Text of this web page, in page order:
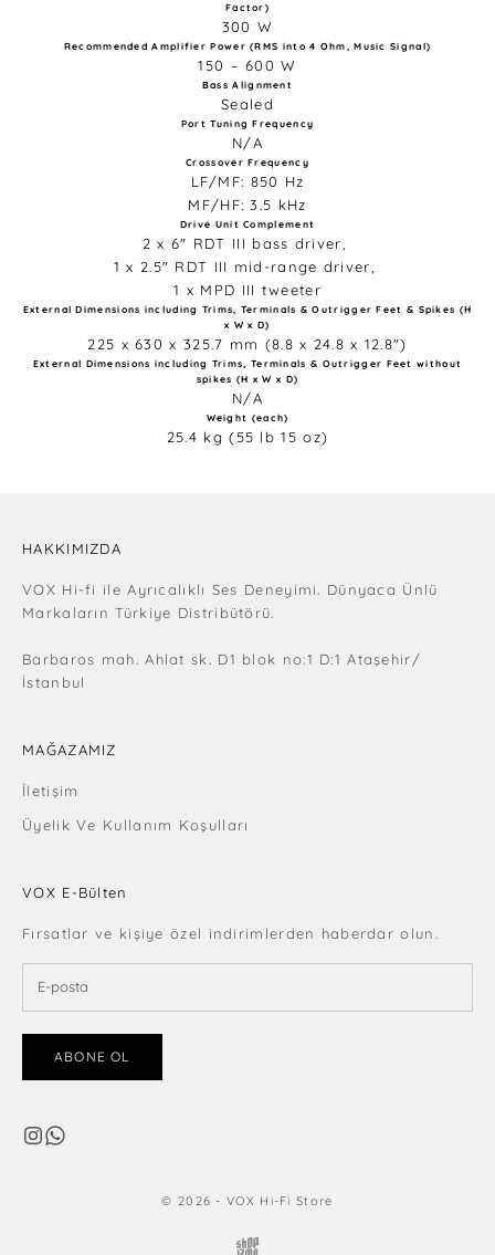
Factor)
300 W​
Recommended Amplifier Power​ (RMS into 4 Ohm, Music Signal)
150 – 600 W​
Bass Alignment
Sealed
Port Tuning Frequency
N/A
Crossover Frequency
LF/MF: 850 Hz​
MF/HF: 3.5 kHz
Drive Unit Complement
2 x 6" RDT III bass driver,
1 x 2.5" RDT III mid-range driver,
1 x MPD III tweeter
External Dimensions including Trims, Terminals & Outrigger Feet & Spikes (H
x W x D)
225 x 630 x 325.7 mm​ (8.8 x 24.8 x 12.8")
External Dimensions including Trims, Terminals & Outrigger Feet without
spikes (H x W x D)
N/A
Weight (each)
25.4 kg​ (55 lb 15 oz​)
HAKKIMIZDA
VOX Hi-fi ile Ayrıcalıklı Ses Deneyimi. Dünyaca Ünlü
Markaların Türkiye Distribütörü.
Barbaros mah. Ahlat sk. D1 blok no:1 D:1 Ataşehir/
İstanbul
MAĞAZAMIZ
İletişim
Üyelik Ve Kullanım Koşulları
VOX E-Bülten
Fırsatlar ve kişiye özel indirimlerden haberdar olun.
ABONE OL
© 2026 - VOX Hi-Fi Store